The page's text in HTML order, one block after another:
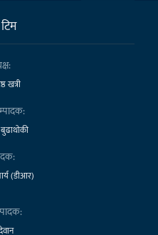
टिम
खत्री
(डीआर)